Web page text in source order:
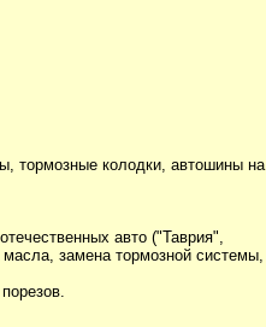
тормозные колодки, автошины на
авто ("Таврия",
замена тормозной системы,